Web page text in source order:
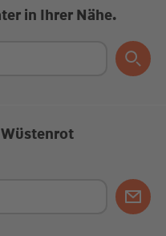
in Ihrer Nähe.